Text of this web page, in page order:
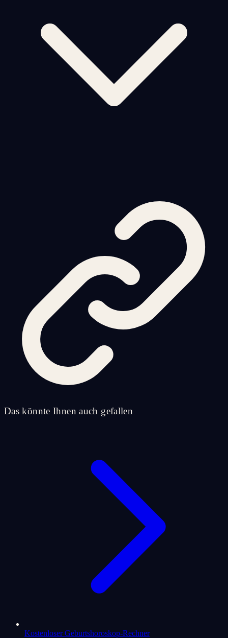
Das könnte Ihnen auch gefallen
Kostenloser Geburtshoroskop-Rechner